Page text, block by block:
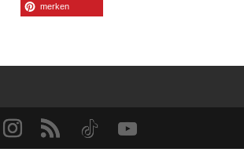
merken